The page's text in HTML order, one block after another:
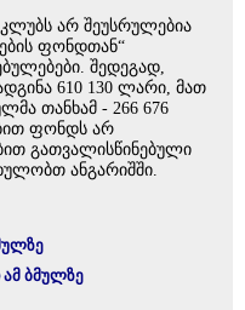
არ შეუსრულებია
ფონდთან“
შედეგად,
610 130 ლარი, მათ
თანხამ - 266 676
ფონდს არ
გათვალისწინებული
ანგარიშში.
ბმულზე